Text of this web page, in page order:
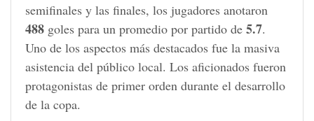
semifinales y las finales, los jugadores anotaron
488 goles para un promedio por partido de 5.7.
Uno de los aspectos más destacados fue la masiva
asistencia del público local. Los aficionados fueron
protagonistas de primer orden durante el desarrollo
de la copa.